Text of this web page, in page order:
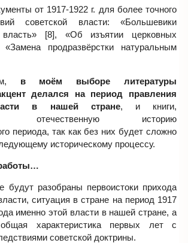
от 1917-1922 г. для более точного
советской власти: «Большевики
[8], «Об изъятии церковных
продразвёрстки натуральным
в моём выборе литературы
делался на период правления
в нашей стране, и книги,
отечественную историю
периода, так как без них будет сложно
историческому процессу.
будут разобраны первоистоки прихода
ситуация в стране на период 1917
именно этой власти в нашей стране, а
характеристика первых лет с
советской доктрины.